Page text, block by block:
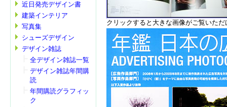
近日発売デザイン書
建築インテリア
写真集
シューズデザイン
デザイン雑誌
全デザイン雑誌一覧
デザイン雑誌年間購
読
年間購読グラフィッ
ク
クリックすると大きな画像がご覧いただ